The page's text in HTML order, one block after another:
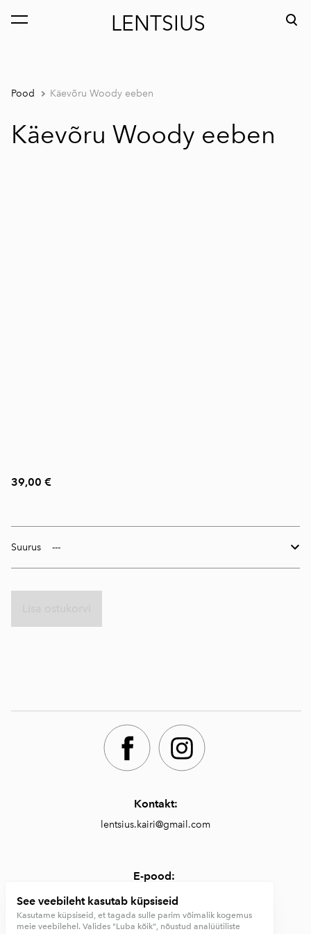
LENTSIUS
lisati ostukorvi. Vaata ostukorvi
Pood Käevõru Woody eeben
Käevõru Woody eeben
39,00 €
Suurus
Kontakt:
lentsius.kairi@gmail.com
E-pood:
https://lentsiusdesign.com/pood
See veebileht kasutab küpsiseid
Kasutame küpsiseid, et tagada sulle parim võimalik kogemus
meie veebilehel. Valides "Luba kõik", nõustud analüütiliste